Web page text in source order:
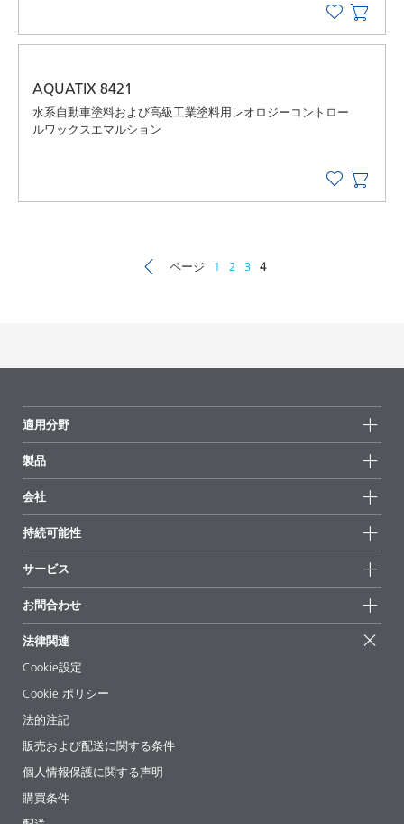
AQUATIX 8421
水系自動車塗料および高級工業塗料用レオロジーコントロー
ルワックスエマルション
ページ 1 2 3 4
適用分野
製品
全製品
ハイライト
会社
ニュース
拠点と販売代理店
展示会 & イベント
経営陣
持続可能性
持続可能な製品
サクセスストーリー
EcoVadis
証明書
サービス
配合の出発点
論文記事
ebooks(電子書籍)
法令情報
添加剤ガイドアプリ
ビデオ
ダウンロード
お問合わせ
法律関連
Cookie設定
Cookie ポリシー
法的注記
販売および配送に関する条件
個人情報保護に関する声明
購買条件